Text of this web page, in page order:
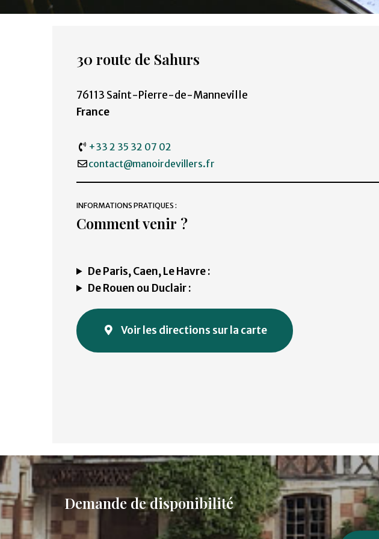
30 route de Sahurs
76113 Saint-Pierre-de-Manneville
France
+33 2 35 32 07 02
contact@manoirdevillers.fr
INFORMATIONS PRATIQUES :
Comment venir ?
De Paris, Caen, Le Havre :
De Rouen ou Duclair :
Voir les directions sur la carte
Demande de disponibilité